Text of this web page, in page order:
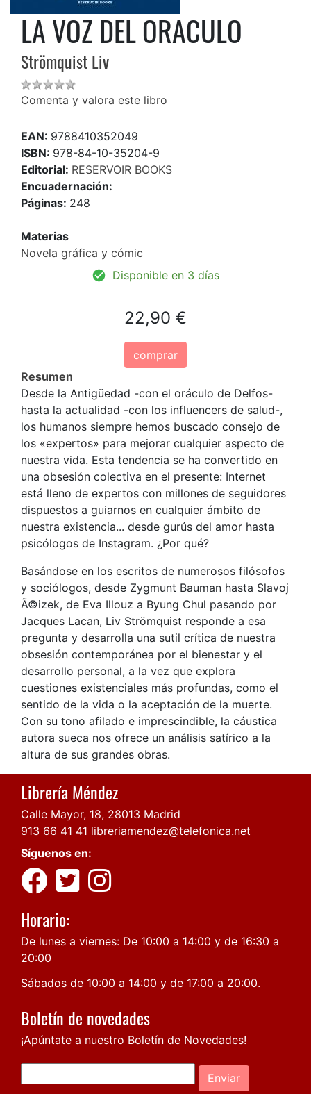
LA VOZ DEL ORACULO
Strömquist Liv
Comenta y valora este libro
EAN: 9788410352049
ISBN: 978-84-10-35204-9
Editorial: RESERVOIR BOOKS
Encuadernación:
Páginas: 248
Materias
Novela gráfica y cómic
Disponible en 3 días
22,90 €
comprar
Resumen
Desde la Antigüedad -con el oráculo de Delfos-
hasta la actualidad -con los influencers de salud-,
los humanos siempre hemos buscado consejo de
los «expertos» para mejorar cualquier aspecto de
nuestra vida. Esta tendencia se ha convertido en
una obsesión colectiva en el presente: Internet
está lleno de expertos con millones de seguidores
dispuestos a guiarnos en cualquier ámbito de
nuestra existencia... desde gurús del amor hasta
psicólogos de Instagram. ¿Por qué?
Basándose en los escritos de numerosos filósofos
y sociólogos, desde Zygmunt Bauman hasta Slavoj
Ã©izek, de Eva Illouz a Byung Chul pasando por
Jacques Lacan, Liv Strömquist responde a esa
pregunta y desarrolla una sutil crítica de nuestra
obsesión contemporánea por el bienestar y el
desarrollo personal, a la vez que explora
cuestiones existenciales más profundas, como el
sentido de la vida o la aceptación de la muerte.
Con su tono afilado e imprescindible, la cáustica
autora sueca nos ofrece un análisis satírico a la
altura de sus grandes obras.
Librería Méndez
Calle Mayor, 18, 28013 Madrid
913 66 41 41 libreriamendez@telefonica.net
Síguenos en:
Horario:
De lunes a viernes: De 10:00 a 14:00 y de 16:30 a
20:00
Sábados de 10:00 a 14:00 y de 17:00 a 20:00.
Boletín de novedades
¡Apúntate a nuestro Boletín de Novedades!
Enviar